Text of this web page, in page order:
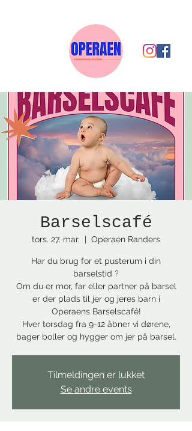
Barselscafé
tors. 27. mar.
  |
Operaen Randers
Har du brug for et pusterum i din
barselstid ?
Om du er mor, far eller partner på barsel
er der plads til jer og jeres barn i
Operaens Barselscafé!
Hver torsdag fra 9-12 åbner vi dørene,
bager boller og hygger om jer på barsel.
Tilmeldingen er lukket
Se andre events